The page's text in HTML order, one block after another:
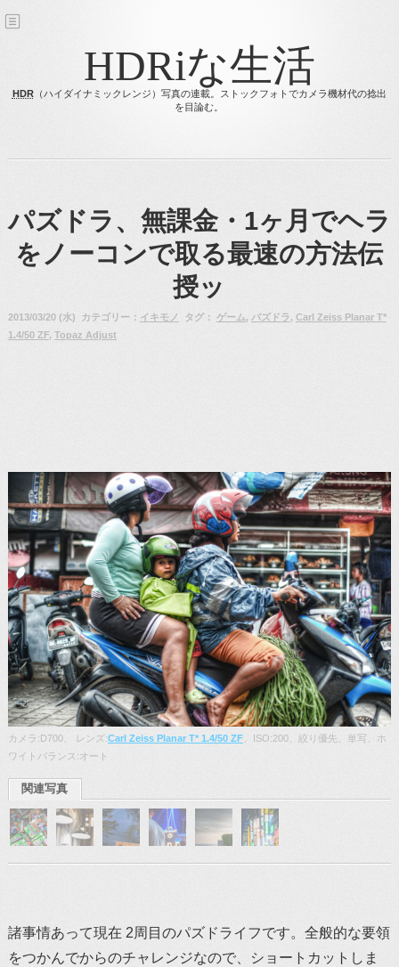
HDRiな生活
HDR（ハイダイナミックレンジ）写真の連載。ストックフォトでカメラ機材代の捻出
を目論む。
パズドラ、無課金・1ヶ月でヘラ
をノーコンで取る最速の方法伝
授ッ
2013/03/20 (水) カテゴリー： イキモノ タグ： ゲーム, パズドラ, Carl Zeiss Planar T*
1.4/50 ZF, Topaz Adjust
カメラ:D700、 レンズ:Carl Zeiss Planar T* 1.4/50 ZF、ISO:200、絞り優先、単写、ホ
ワイトバランス:オート
関連写真
諸事情あって現在 2周目のパズドライフです。全般的な要領
をつかんでからのチャレンジなので、ショートカットしま